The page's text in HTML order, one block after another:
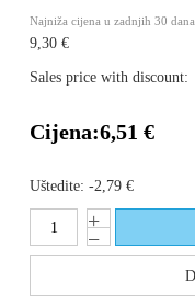
Najniža cijena u zadnjih 30 dana
9,30 €
Sales price with discount:
Cijena:6,51 €
Uštedite: -2,79 €